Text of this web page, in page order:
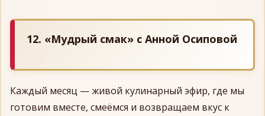
12. «Мудрый смак» с Анной Осиповой
Каждый месяц — живой кулинарный эфир, где мы
готовим вместе, смеёмся и возвращаем вкус к